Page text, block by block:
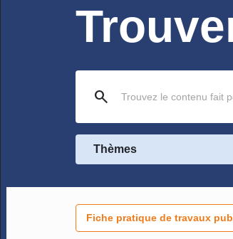
search
Thèmes
Fiche pratique de travaux